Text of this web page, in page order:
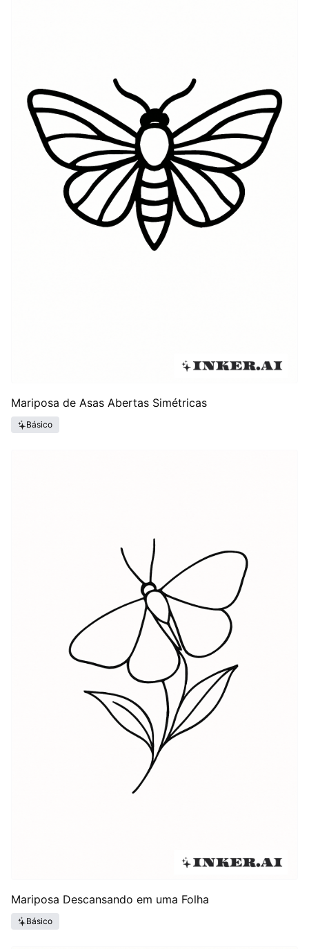
Mariposa de Asas Abertas Simétricas
Básico
Mariposa Descansando em uma Folha
Básico